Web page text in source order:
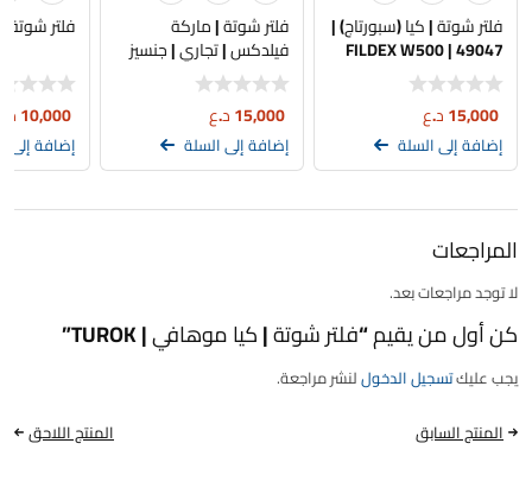
فلتر شوتة | كيا (سبورتاج) |
FILDEX W500 | 49047
15,000د.ع
إضافة إلى السلة
فلتر شوتة | ماركة
فيلدكس | تجاري | جنسيز
G80-G90
15,000د.ع
إضافة إلى السلة
فلتر شوتة
10,000
إضافة إلى
المراجعات
لا توجد مراجعات بعد.
كن أول من يقيم “فلتر شوتة | كيا موهافي | TUROK”
يجب عليكتسجيل الدخوللنشر مراجعة.
المنتج السابق
المنتج اللاحق